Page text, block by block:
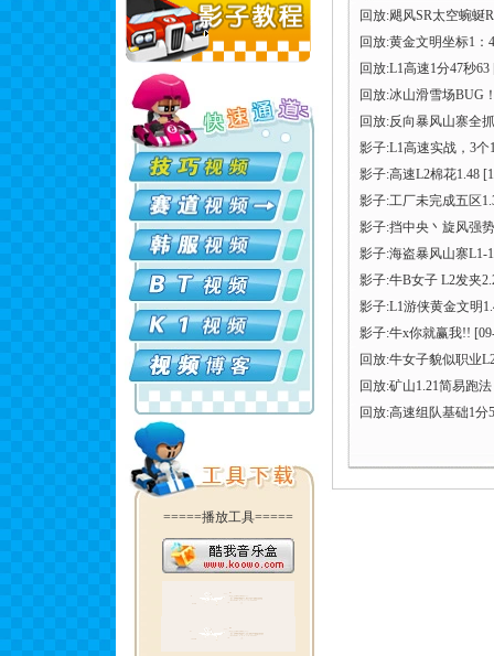
=====播放工具=====
回放:飓风SR太空蜿蜒
回放:黄金文明坐标1：
回放:L1高速1分47秒63
回放:冰山滑雪场BUG
回放:反向暴风山寨全
影子:L1高速实战，3个
影子:高速L2棉花1.48
影子:工厂未完成五区
影子:挡中央丶旋风强
影子:海盗暴风山寨L1-
影子:牛B女子 L2发夹
影子:L1游侠黄金文明
影子:牛x你就赢我!!
回放:牛女子貌似职业
回放:矿山1.21简易跑法
回放:高速组队基础1分